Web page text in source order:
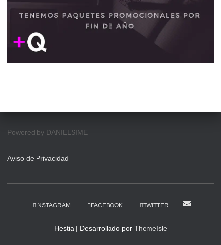
Powered by DANIELSIME
Aviso de Privacidad
INSTAGRAM FACEBOOK TWITTER
Hestia | Desarrollado por ThemeIsle